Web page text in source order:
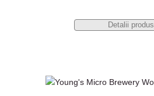
Detalii produs